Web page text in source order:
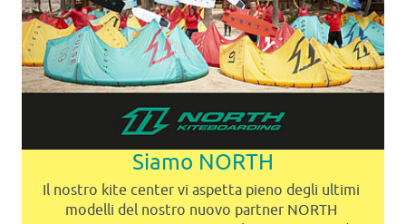
Material 2026
HAPPY 2026
We are delighted to share the latest 2026